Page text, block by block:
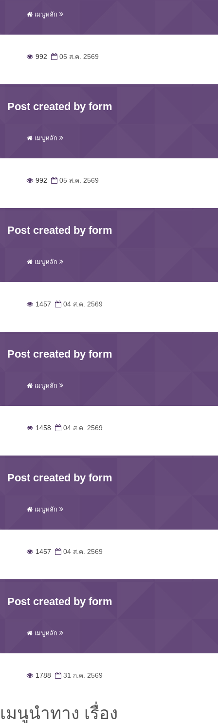
เมนูหลัก
992 05 ส.ค. 2569
Post created by form
เมนูหลัก
992 05 ส.ค. 2569
Post created by form
เมนูหลัก
1457 04 ส.ค. 2569
Post created by form
เมนูหลัก
1458 04 ส.ค. 2569
Post created by form
เมนูหลัก
1457 04 ส.ค. 2569
Post created by form
เมนูหลัก
1788 31 ก.ค. 2569
เมนูนำทาง เรื่อง